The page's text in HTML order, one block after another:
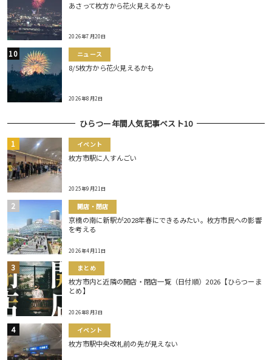
あさって枚方から花火見えるかも
2026年7月20日
ニュース
8/5枚方から花火見えるかも
2026年8月2日
ひらつー年間人気記事ベスト10
イベント
枚方市駅に人すんごい
2025年9月21日
開店・閉店
京橋の南に新駅が2028年春にできるみたい。枚方市民への影響
を考える
2026年4月11日
まとめ
枚方市内と近隣の開店・閉店一覧（日付順）2026【ひらつーま
とめ】
2026年8月3日
イベント
枚方市駅中央改札前の先が見えない